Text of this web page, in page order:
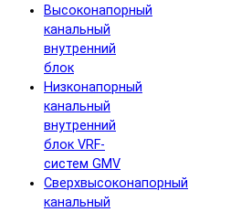
Высоконапорный
канальный
внутренний
блок
Низконапорный
канальный
внутренний
блок VRF-
систем GMV
Сверхвысоконапорный
канальный